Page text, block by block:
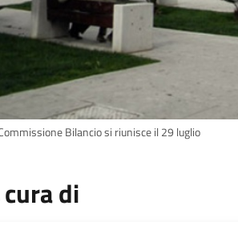
Bilancio si riunisce il 29 luglio
di